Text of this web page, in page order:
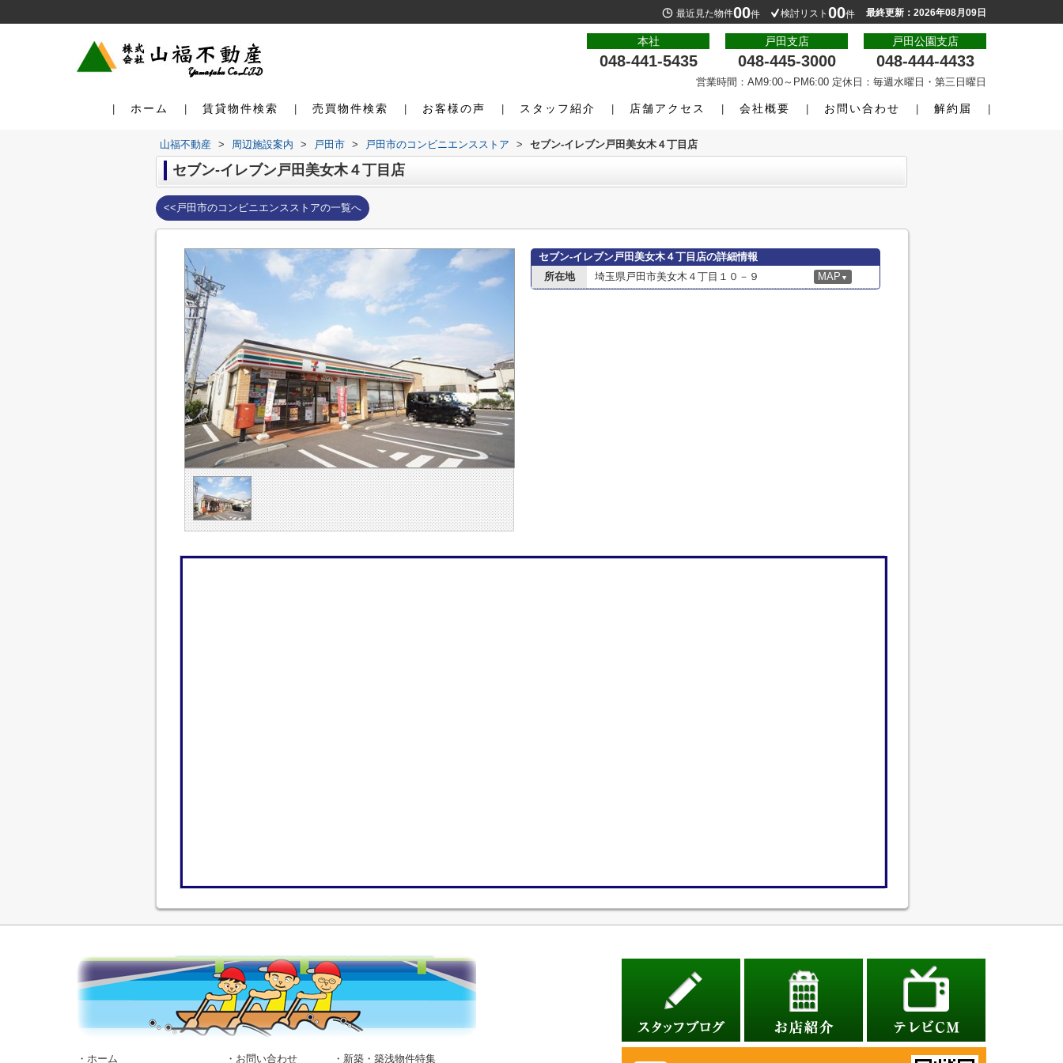
最近見た物件00件 検討リスト 00件 最終更新：2026年08月09日
本社
048-441-5435
戸田支店
048-445-3000
戸田公園支店
048-444-4433
営業時間：AM9:00～PM6:00 定休日：毎週水曜日・第三日曜日
ホーム 賃貸物件検索 売買物件検索 お客様の声 スタッフ紹介 店舗アクセス 会社概要 お問い合わせ 解約届
山福不動産 > 周辺施設案内 > 戸田市 > 戸田市のコンビニエンスストア > セブン-イレブン戸田美女木４丁目店
セブン-イレブン戸田美女木４丁目店
<<戸田市のコンビニエンスストアの一覧へ
セブン-イレブン戸田美女木４丁目店の詳細情報
所在地
埼玉県戸田市美女木４丁目１０－９ MAP ▼
・ホーム ・お問い合わせ ・新築・築浅物件特集